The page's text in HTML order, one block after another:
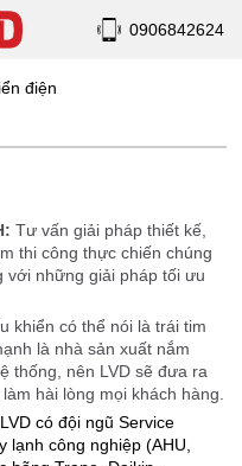
0906842624
điện
Tư vấn giải pháp thiết kế,
thi công thực chiến chúng
với những giải pháp tối ưu
khiển có thể nói là trái tim
là nhà sản xuất nắm
thống, nên LVD sẽ đưa ra
hài lòng mọi khách hàng.
LVD có đội ngũ Service
lạnh công nghiệp (AHU,